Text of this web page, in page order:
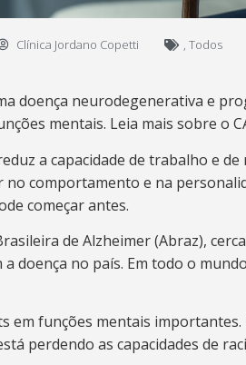
Clínica Jordano Copetti , Todos
doença neurodegenerativa e
mentais. Leia mais sobre o
a capacidade de trabalho e
comportamento e na
começar antes.
de Alzheimer (Abraz),
a doença no país. Em todo o
em funções mentais
perdendo as capacidades de